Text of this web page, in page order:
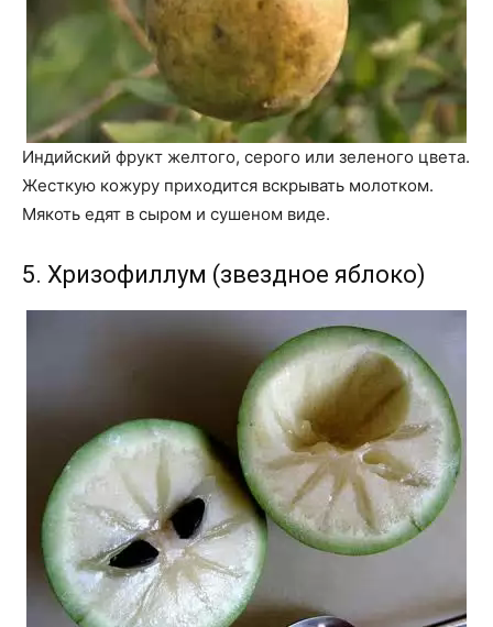
Индийский фрукт желтого, серого или зеленого цвета.
Жесткую кожуру приходится вскрывать молотком.
Мякоть едят в сыром и сушеном виде.
5. Хризофиллум (звездное яблоко)